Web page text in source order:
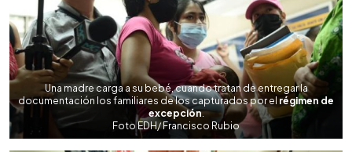
Una madre carga a su bebé, cuando tratan de entregar la
documentación los familiares de los capturados por el régimen de
excepción.
Foto EDH/ Francisco Rubio